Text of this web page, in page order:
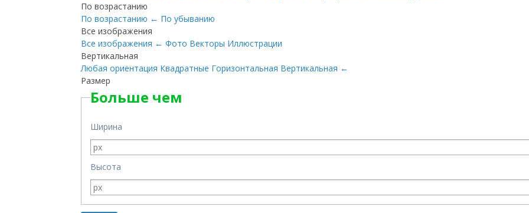
По возрастанию
По возрастанию ← По убыванию
Все изображения
Все изображения ← Фото Векторы Иллюстрации
Вертикальная
Любая ориентация Квадратные Горизонтальная Вертикальная ←
Размер
Больше чем
Ширина
Высота